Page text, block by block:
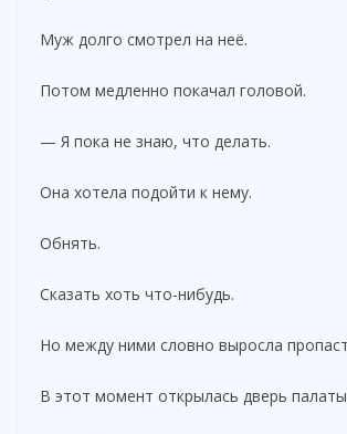
Муж долго смотрел на неё.
Потом медленно покачал головой.
— Я пока не знаю, что делать.
Она хотела подойти к нему.
Обнять.
Сказать хоть что-нибудь.
Но между ними словно выросла
В этот момент открылась дверь